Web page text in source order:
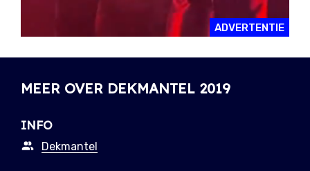
ADVERTENTIE
MEER OVER DEKMANTEL 2019
INFO
Dekmantel